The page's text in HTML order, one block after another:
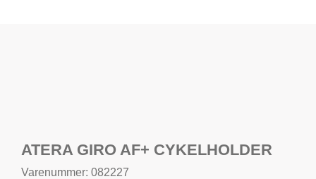
ATERA GIRO AF+ CYKELHOLDER
Varenummer: 082227